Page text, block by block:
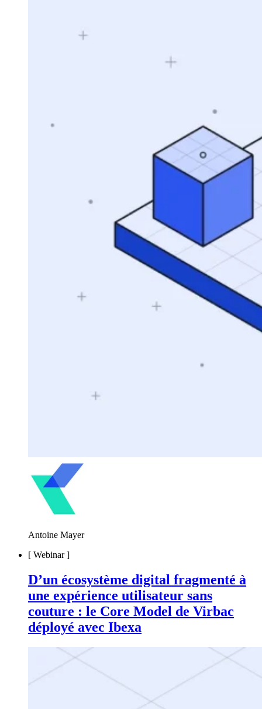
Antoine Mayer
[ Webinar]
D’un écosystème digital fragmenté à
une expérience utilisateur sans
couture : le Core Model de Virbac
déployé avec Ibexa